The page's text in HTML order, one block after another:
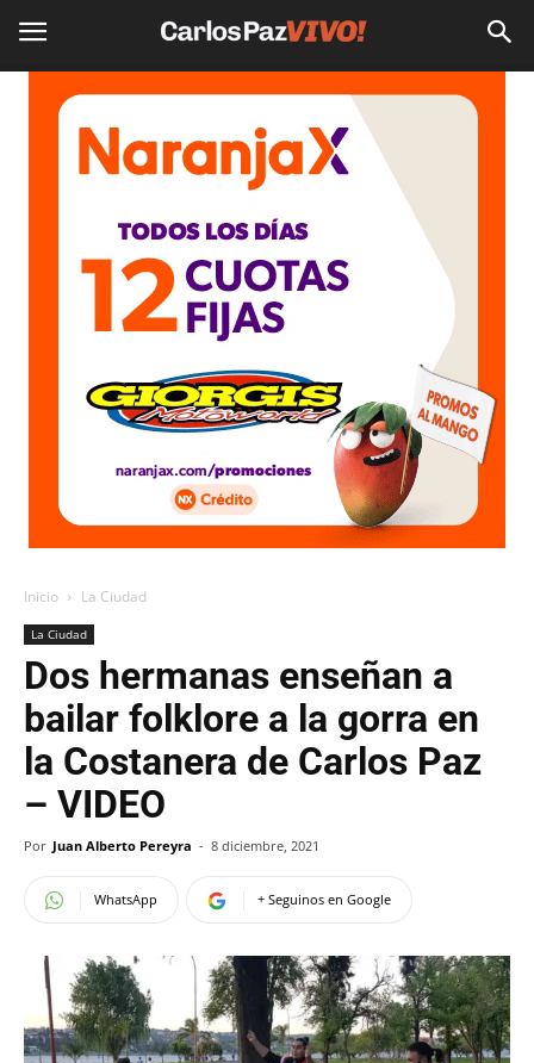
Inicio La Ciudad
La Ciudad
Dos hermanas enseñan a
bailar folklore a la gorra en
la Costanera de Carlos Paz
– VIDEO
Por Juan Alberto Pereyra - 8 diciembre, 2021
WhatsApp + Seguinos en Google